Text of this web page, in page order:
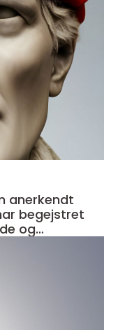
anerkendt
begejstret
og